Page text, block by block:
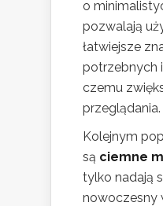
o
pozwalają
łatwiejsze
potrzebnych
czemu
przeglądania.
Kolejnym
są ciemne
tylko nadają
nowoczesny